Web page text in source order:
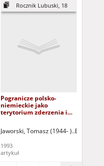
Rocznik Lubuski, 18
Pogranicze polsko-
niemieckie jako
terytorium zderzenia i
Jaworski, Tomasz (1944- )
1993
artykuł